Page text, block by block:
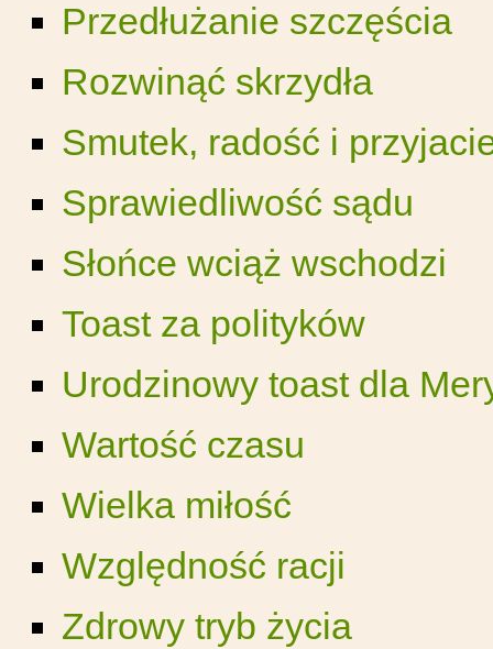
Przedłużanie szczęścia
Rozwinąć skrzydła
Smutek, radość i
Sprawiedliwość sądu
Słońce wciąż wschodzi
Toast za polityków
Urodzinowy toast dla
Wartość czasu
Wielka miłość
Względność racji
Zdrowy tryb życia